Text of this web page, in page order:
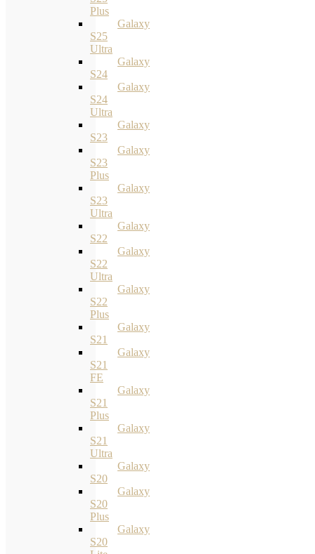
Plus
Galaxy
S25
Ultra
Galaxy
S24
Galaxy
S24
Ultra
Galaxy
S23
Galaxy
S23
Plus
Galaxy
S23
Ultra
Galaxy
S22
Galaxy
S22
Ultra
Galaxy
S22
Plus
Galaxy
S21
Galaxy
S21
FE
Galaxy
S21
Plus
Galaxy
S21
Ultra
Galaxy
S20
Galaxy
S20
Plus
Galaxy
S20